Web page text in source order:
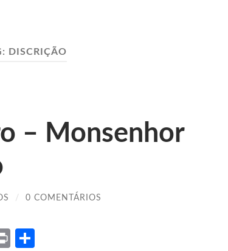
DISCRIÇÃO
– Monsenhor
/ 0 COMENTÁRIOS
Print